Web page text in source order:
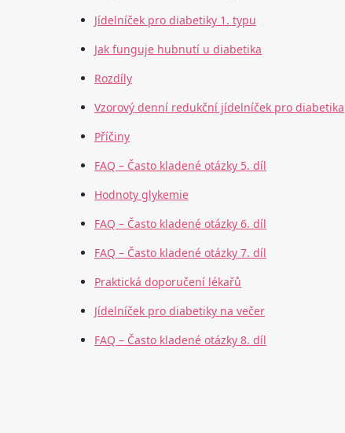
Jídelníček pro diabetiky 1. typu
Jak funguje hubnutí u diabetika
Rozdíly
Vzorový denní redukční jídelníček pro diabetika
Příčiny
FAQ – Často kladené otázky 5. díl
Hodnoty glykemie
FAQ – Často kladené otázky 6. díl
FAQ – Často kladené otázky 7. díl
Praktická doporučení lékařů
Jídelníček pro diabetiky na večer
FAQ – Často kladené otázky 8. díl